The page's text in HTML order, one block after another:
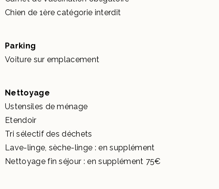
Chien de 1ère catégorie interdit
Parking
Voiture sur emplacement
Nettoyage
Ustensiles de ménage
Etendoir
Tri sélectif des déchets
Lave-linge, sèche-linge : en supplément
Nettoyage fin séjour : en supplément 75€